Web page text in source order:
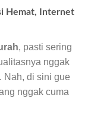
Hemat, Internet
, pasti sering
nggak
Nah, di sini gue
nggak cuma